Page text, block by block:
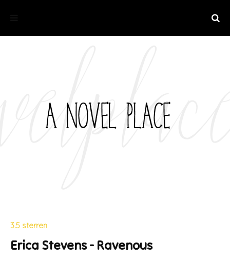
3.5 sterren
Erica Stevens - Ravenous